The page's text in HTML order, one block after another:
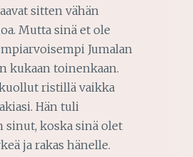
sitten vähän
Mutta sinä et ole
Jumalan
kukaan toinenkaan.
ristillä vaikka
Hän tuli
sinut, koska sinä olet
ja rakas hänelle.